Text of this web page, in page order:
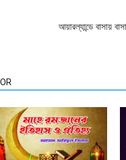
আয়ারল্যান্ডে বাসায়